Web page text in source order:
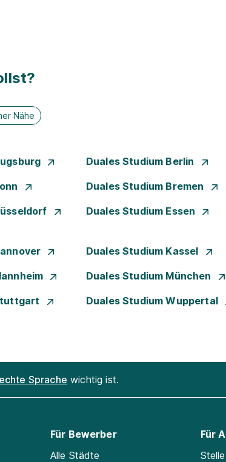
Nähe
Duales Studium Berlin
Duales Studium Bremen
Duales Studium Essen
Duales Studium Kassel
Duales Studium München
Duales Studium Wuppertal
Sprache wichtig ist.
Für Bewerber
Alle Städte
Für